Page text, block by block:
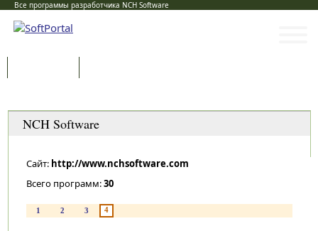
Все программы разработчика NCH Software
NCH Software
Сайт: http://www.nchsoftware.com
Всего программ:30
1 2 3 4